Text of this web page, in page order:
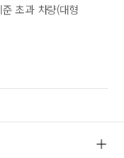
초과 차량(대형